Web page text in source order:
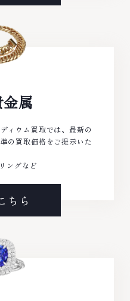
属
ィウム買取では、最新の
の買取価格をご提示いた
ングなど
ちら